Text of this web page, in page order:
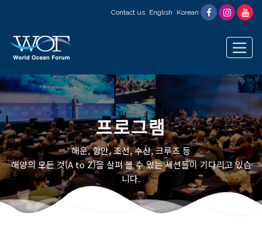
Contact us English Korean
프로그램
해운, 항만, 조선, 수산, 크루즈 등
해양의 모든 것(A to Z)을 살펴 볼 수 있는 세션들이 기다리고 있습
니다.